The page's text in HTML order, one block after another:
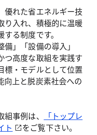
優れた省エネルギー技
り入れ、積極的に温暖
る制度です。
」「設備の導入」
つ高度な取組を実践す
標・モデルとして位置
向上と脱炭素社会への
事例は、
「トップレ
ト
をご覧下さい。